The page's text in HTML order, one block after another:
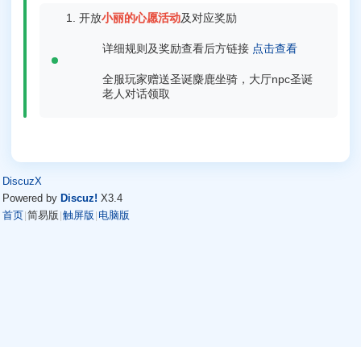
开放小丽的心愿活动及对应奖励
详细规则及奖励查看后方链接 点击查看
全服玩家赠送圣诞麋鹿坐骑，大厅npc圣诞
老人对话领取
DiscuzX
Powered by Discuz! X3.4
首页 简易版 触屏版 电脑版